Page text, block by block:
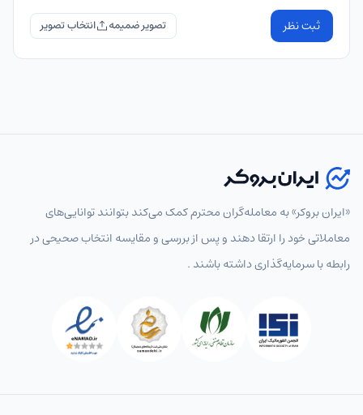
ثبت نظر تصویر ضمیمه
«ایران بروکر» به معامله‌گران محترم کمک می‌کند بتوانند توانایی‌های
معاملاتی خود را ارتقا دهند و پس از بررسی و مقایسه انتخاب‌ صحیحی در
رابطه با سرمایه‌گذاری داشته باشند .